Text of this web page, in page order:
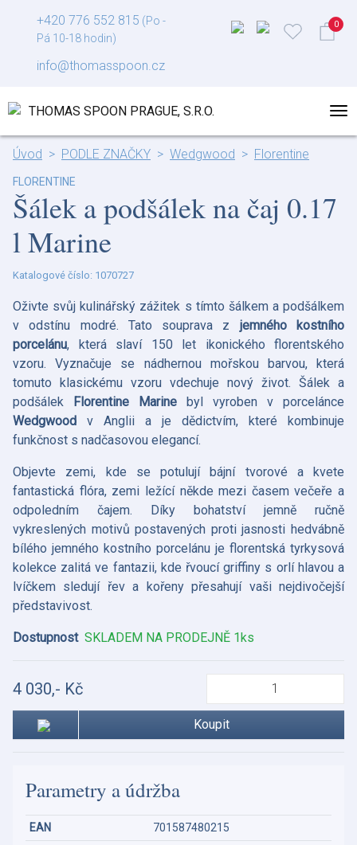
+420 776 552 815 (Po -
Pá 10-18 hodin)
info@thomasspoon.cz
Úvod PODLE ZNAČKY Wedgwood Florentine
FLORENTINE
Šálek a podšálek na čaj 0.17
l Marine
Katalogové číslo: 1070727
Oživte svůj kulinářský zážitek s tímto šálkem a podšálkem
v odstínu modré. Tato souprava z jemného kostního
porcelánu, která slaví 150 let ikonického florentského
vzoru. Vyznačuje se nádhernou mořskou barvou, která
tomuto klasickému vzoru vdechuje nový život. Šálek a
podšálek
Florentine Marine byl vyroben v porcelánce
Wedgwood v Anglii a je dědictvím, které kombinuje
funkčnost s nadčasovou elegancí.
Objevte zemi, kde se potulují bájní tvorové a kvete
fantastická flóra, zemi ležící někde mezi časem večeře a
odpoledním čajem. Díky bohatství jemně ručně
vykreslených motivů postavených proti jasnosti hedvábně
bílého jemného kostního porcelánu je florentská tyrkysová
kolekce zalitá ve fantazii, kde řvoucí griffiny s orlí hlavou a
lvíčkem sledují řev a kořeny přesahují vaši nejdivočejší
představivost.
Dostupnost SKLADEM NA PRODEJNĚ 1ks
4 030,- Kč
Koupit
Parametry a údržba
EAN
701587480215